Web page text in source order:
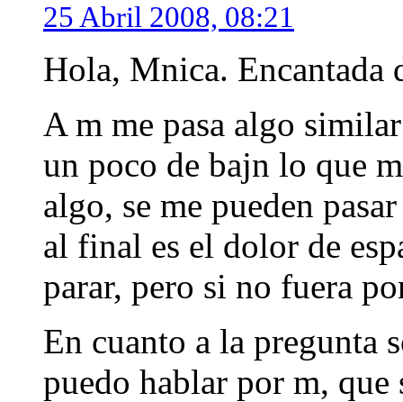
25 Abril 2008, 08:21
Hola, Mnica. Encantada
A m me pasa algo
un poco de bajn lo que
algo, se me pueden
al final es el dolor de
parar, pero si no fuera
En cuanto a la pregunta
puedo hablar por m,